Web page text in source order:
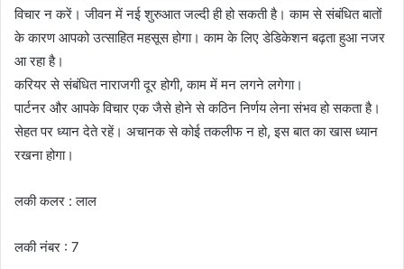
विचार न करें। जीवन में नई शुरुआत जल्दी ही हो सकती है। काम से संबंधित बातों
के कारण आपको उत्साहित महसूस होगा। काम के लिए डेडिकेशन बढ़ता हुआ नजर
आ रहा है।
करियर से संबंधित नाराजगी दूर होगी, काम में मन लगने लगेगा।
पार्टनर और आपके विचार एक जैसे होने से कठिन निर्णय लेना संभव हो सकता है।
सेहत पर ध्यान देते रहें। अचानक से कोई तकलीफ न हो, इस बात का खास ध्यान
रखना होगा।
लकी कलर : लाल
लकी नंबर : 7